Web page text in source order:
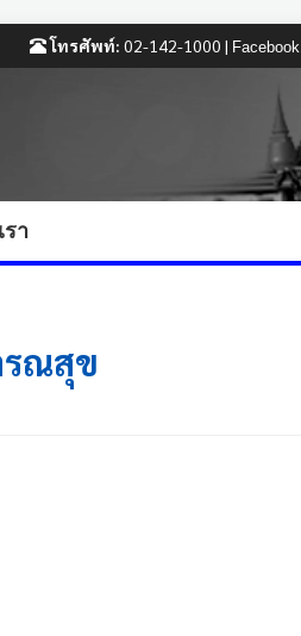
โทรศัพท์: 02-142-1000 | Facebook
า
รณสุข